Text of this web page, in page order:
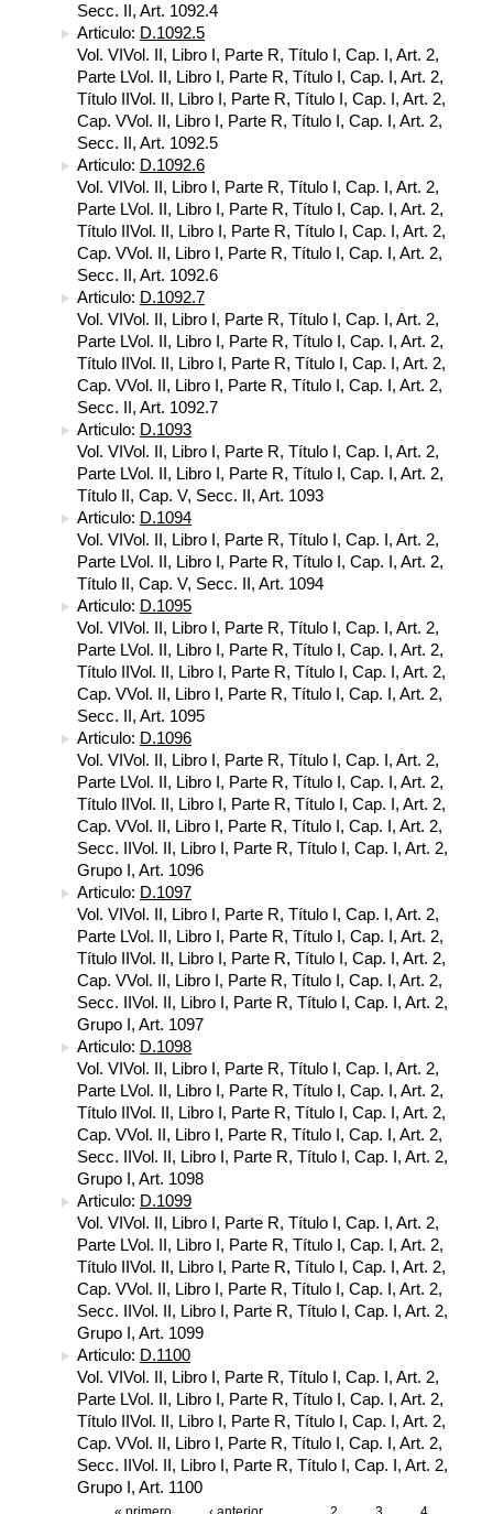
Secc. II, Art. 1092.4
Articulo: D.1092.5
Vol. VIVol. II, Libro I, Parte R, Título I, Cap. I, Art. 2,
Parte LVol. II, Libro I, Parte R, Título I, Cap. I, Art. 2,
Título IIVol. II, Libro I, Parte R, Título I, Cap. I, Art. 2,
Cap. VVol. II, Libro I, Parte R, Título I, Cap. I, Art. 2,
Secc. II, Art. 1092.5
Articulo: D.1092.6
Vol. VIVol. II, Libro I, Parte R, Título I, Cap. I, Art. 2,
Parte LVol. II, Libro I, Parte R, Título I, Cap. I, Art. 2,
Título IIVol. II, Libro I, Parte R, Título I, Cap. I, Art. 2,
Cap. VVol. II, Libro I, Parte R, Título I, Cap. I, Art. 2,
Secc. II, Art. 1092.6
Articulo: D.1092.7
Vol. VIVol. II, Libro I, Parte R, Título I, Cap. I, Art. 2,
Parte LVol. II, Libro I, Parte R, Título I, Cap. I, Art. 2,
Título IIVol. II, Libro I, Parte R, Título I, Cap. I, Art. 2,
Cap. VVol. II, Libro I, Parte R, Título I, Cap. I, Art. 2,
Secc. II, Art. 1092.7
Articulo: D.1093
Vol. VIVol. II, Libro I, Parte R, Título I, Cap. I, Art. 2,
Parte LVol. II, Libro I, Parte R, Título I, Cap. I, Art. 2,
Título II, Cap. V, Secc. II, Art. 1093
Articulo: D.1094
Vol. VIVol. II, Libro I, Parte R, Título I, Cap. I, Art. 2,
Parte LVol. II, Libro I, Parte R, Título I, Cap. I, Art. 2,
Título II, Cap. V, Secc. II, Art. 1094
Articulo: D.1095
Vol. VIVol. II, Libro I, Parte R, Título I, Cap. I, Art. 2,
Parte LVol. II, Libro I, Parte R, Título I, Cap. I, Art. 2,
Título IIVol. II, Libro I, Parte R, Título I, Cap. I, Art. 2,
Cap. VVol. II, Libro I, Parte R, Título I, Cap. I, Art. 2,
Secc. II, Art. 1095
Articulo: D.1096
Vol. VIVol. II, Libro I, Parte R, Título I, Cap. I, Art. 2,
Parte LVol. II, Libro I, Parte R, Título I, Cap. I, Art. 2,
Título IIVol. II, Libro I, Parte R, Título I, Cap. I, Art. 2,
Cap. VVol. II, Libro I, Parte R, Título I, Cap. I, Art. 2,
Secc. IIVol. II, Libro I, Parte R, Título I, Cap. I, Art. 2,
Grupo I, Art. 1096
Articulo: D.1097
Vol. VIVol. II, Libro I, Parte R, Título I, Cap. I, Art. 2,
Parte LVol. II, Libro I, Parte R, Título I, Cap. I, Art. 2,
Título IIVol. II, Libro I, Parte R, Título I, Cap. I, Art. 2,
Cap. VVol. II, Libro I, Parte R, Título I, Cap. I, Art. 2,
Secc. IIVol. II, Libro I, Parte R, Título I, Cap. I, Art. 2,
Grupo I, Art. 1097
Articulo: D.1098
Vol. VIVol. II, Libro I, Parte R, Título I, Cap. I, Art. 2,
Parte LVol. II, Libro I, Parte R, Título I, Cap. I, Art. 2,
Título IIVol. II, Libro I, Parte R, Título I, Cap. I, Art. 2,
Cap. VVol. II, Libro I, Parte R, Título I, Cap. I, Art. 2,
Secc. IIVol. II, Libro I, Parte R, Título I, Cap. I, Art. 2,
Grupo I, Art. 1098
Articulo: D.1099
Vol. VIVol. II, Libro I, Parte R, Título I, Cap. I, Art. 2,
Parte LVol. II, Libro I, Parte R, Título I, Cap. I, Art. 2,
Título IIVol. II, Libro I, Parte R, Título I, Cap. I, Art. 2,
Cap. VVol. II, Libro I, Parte R, Título I, Cap. I, Art. 2,
Secc. IIVol. II, Libro I, Parte R, Título I, Cap. I, Art. 2,
Grupo I, Art. 1099
Articulo: D.1100
Vol. VIVol. II, Libro I, Parte R, Título I, Cap. I, Art. 2,
Parte LVol. II, Libro I, Parte R, Título I, Cap. I, Art. 2,
Título IIVol. II, Libro I, Parte R, Título I, Cap. I, Art. 2,
Cap. VVol. II, Libro I, Parte R, Título I, Cap. I, Art. 2,
Secc. IIVol. II, Libro I, Parte R, Título I, Cap. I, Art. 2,
Grupo I, Art. 1100